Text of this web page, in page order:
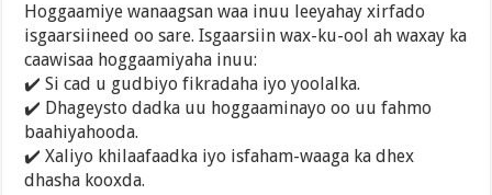
Hoggaamiye wanaagsan waa inuu leeyahay xirfado
isgaarsiineed oo sare. Isgaarsiin wax-ku-ool ah waxay ka
caawisaa hoggaamiyaha inuu:
✔️ Si cad u gudbiyo fikradaha iyo yoolalka.
✔️ Dhageysto dadka uu hoggaaminayo oo uu fahmo
baahiyahooda.
✔️ Xaliyo khilaafaadka iyo isfaham-waaga ka dhex
dhasha kooxda.